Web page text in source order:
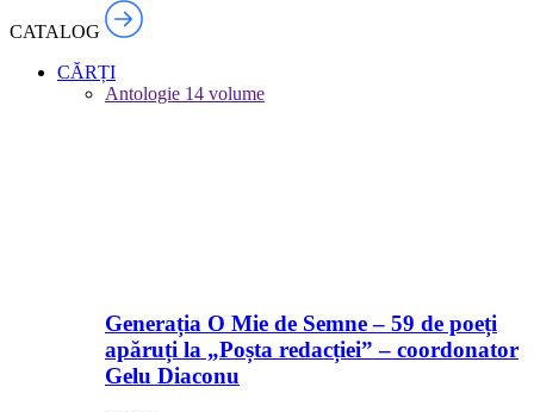
CATALOG
CĂRȚI
Antologie 14 volume
Generația O Mie de Semne – 59 de poeți
apăruți la „Poșta redacției” – coordonator
Gelu Diaconu